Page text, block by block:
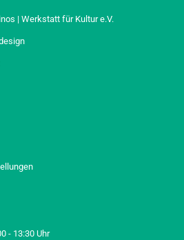
| Werkstatt für Kultur e.V.
- 13:30 Uhr